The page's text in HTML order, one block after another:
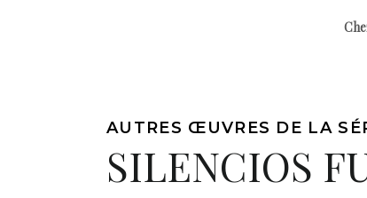
AUTRES ŒUVRES DE LA
SILENCIOS